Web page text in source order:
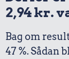
2,94 kr.
Bag om
47 %. Sådan